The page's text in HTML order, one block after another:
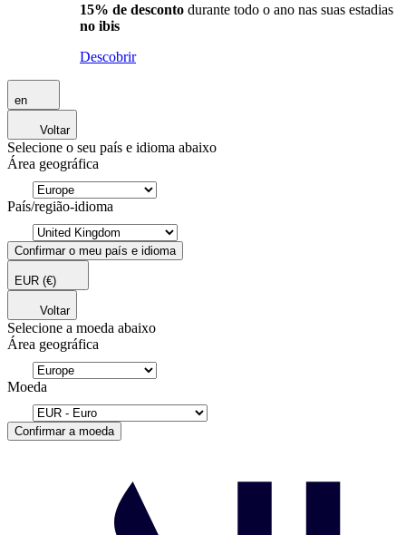
15% de desconto durante todo o ano nas suas estadias
no ibis
Descobrir
en
Voltar
Selecione o seu país e idioma abaixo
Área geográfica
País/região-idioma
Confirmar o meu país e idioma
EUR (€)
Voltar
Selecione a moeda abaixo
Área geográfica
Moeda
Confirmar a moeda